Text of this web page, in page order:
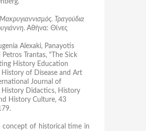
Μακρυγιαννισμός. Τραγούδια
Αθήνα: Θίνες
Alexaki, Panayotis
Trantas, "The Sick
History Education
History of Disease and Art
Journal of
History Didactics, History
History Culture, 43
concept of historical time in